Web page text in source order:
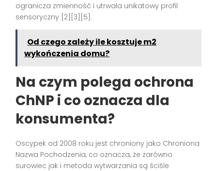
ogranicza zmienność i utrwala unikatowy profil
sensoryczny [2][3][5].
Od czego zależy ile kosztuje m2
wykończenia domu?
Na czym polega ochrona
ChNP i co oznacza dla
konsumenta?
Oscypek od 2008 roku jest chroniony jako Chroniona
Nazwa Pochodzenia, co oznacza, że zarówno
surowiec jak i metoda wytwarzania są ściśle